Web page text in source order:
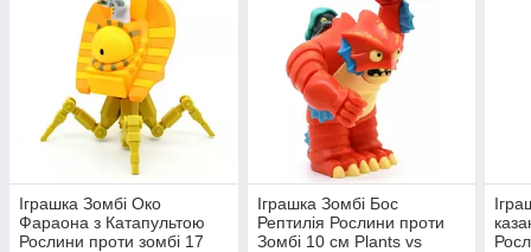
Іграшка Зомбі Око
Фараона з Катапультою
Рослини проти зомбі 17
Іграшка Зомбі Бос
Рептилія Рослини проти
Зомбі 10 см Plants vs